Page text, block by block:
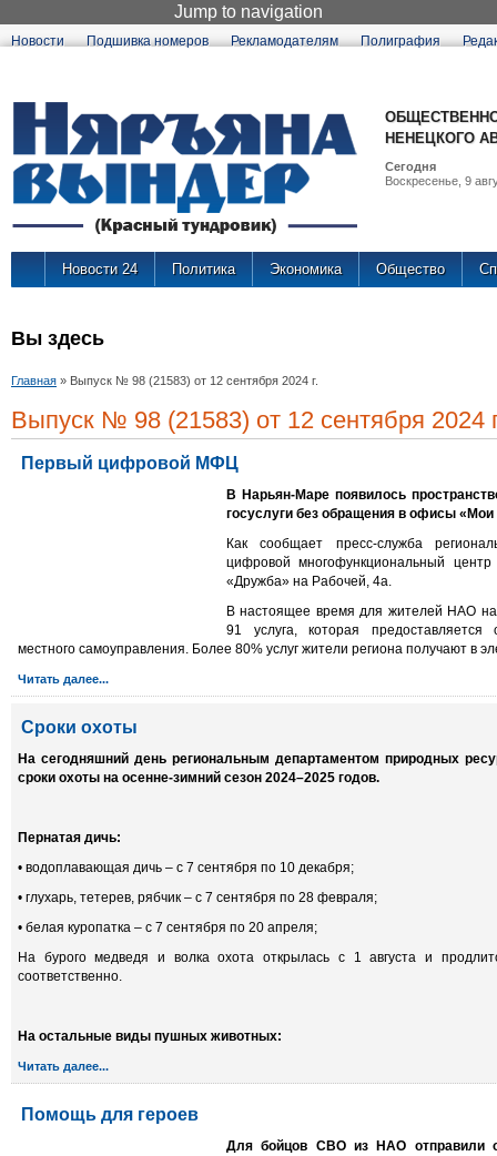
Jump to navigation
Новости Подшивка номеров Рекламодателям Полиграфия
НЕНЕЦКОГО
Сегодня
Воскресенье, 9
Новости 24 Политика Экономика Общество
Вы здесь
Главная » Выпуск № 98 (21583) от 12 сентября 2024 г.
Выпуск № 98 (21583) от 12 сентября 2024
Первый цифровой МФЦ
В Нарьян-Маре появилось
госуслуги без обращения в офисы
Как сообщает пресс-служба
цифровой многофункциональный
«Дружба» на Рабочей, 4а.
В настоящее время для жителей НАО на
91 услуга, которая
местного самоуправления. Более 80% услуг жители региона получают в
Читать далее...
Сроки охоты
На сегодняшний день регио­нальным департаментом природных
сроки охоты на осенне-зимний сезон 2024–2025 годов.
Пернатая дичь:
• водоплавающая дичь – с 7 сентября по 10 декабря;
• глухарь, тетерев, рябчик – с 7 сентября по 28 февраля;
• белая куропатка – с 7 сентября по 20 апреля;
На бурого медведя и волка охота открылась с 1 августа и
соответственно.
На остальные виды пушных животных:
Читать далее...
Помощь для героев
Для бойцов СВО из НАО отправили